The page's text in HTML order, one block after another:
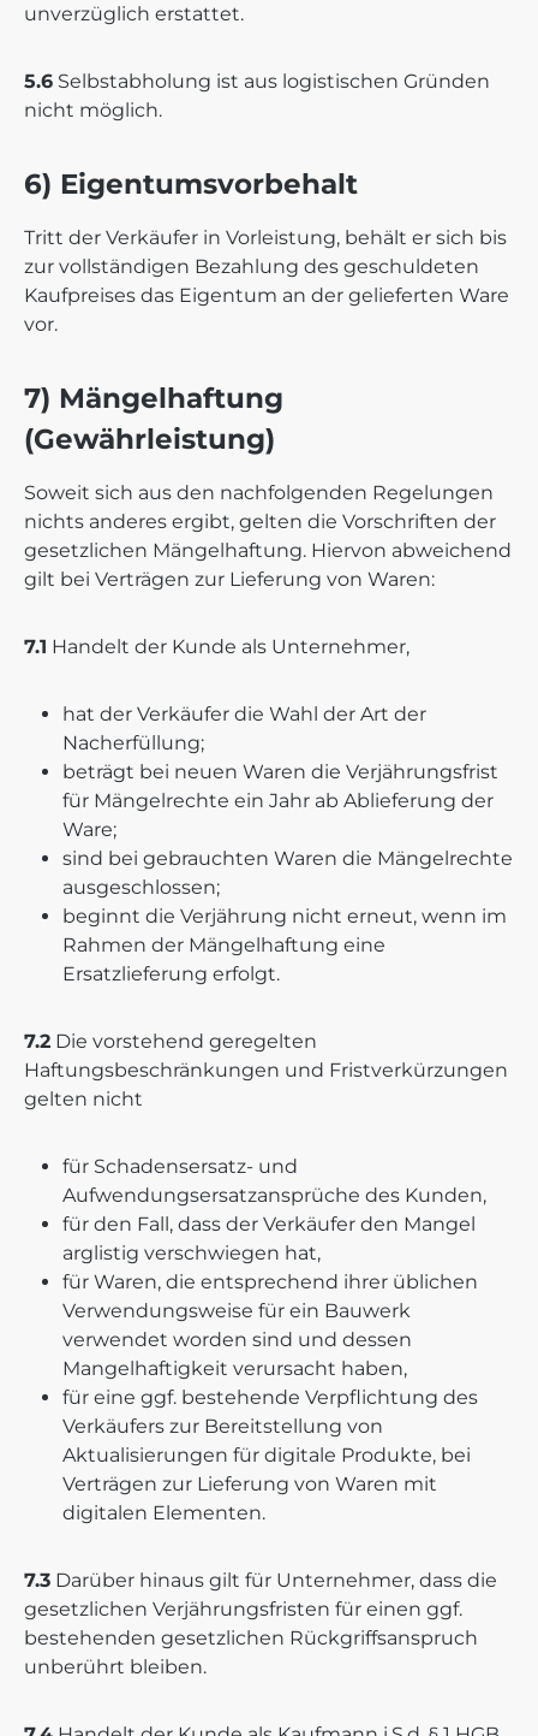
unverzüglich erstattet.
5.6 Selbstabholung ist aus logistischen Gründen
nicht möglich.
6) Eigentumsvorbehalt
Tritt der Verkäufer in Vorleistung, behält er sich bis
zur vollständigen Bezahlung des geschuldeten
Kaufpreises das Eigentum an der gelieferten Ware
vor.
7) Mängelhaftung
(Gewährleistung)
Soweit sich aus den nachfolgenden Regelungen
nichts anderes ergibt, gelten die Vorschriften der
gesetzlichen Mängelhaftung. Hiervon abweichend
gilt bei Verträgen zur Lieferung von Waren:
7.1 Handelt der Kunde als Unternehmer,
hat der Verkäufer die Wahl der Art der
Nacherfüllung;
beträgt bei neuen Waren die Verjährungsfrist
für Mängelrechte ein Jahr ab Ablieferung der
Ware;
sind bei gebrauchten Waren die Mängelrechte
ausgeschlossen;
beginnt die Verjährung nicht erneut, wenn im
Rahmen der Mängelhaftung eine
Ersatzlieferung erfolgt.
7.2 Die vorstehend geregelten
Haftungsbeschränkungen und Fristverkürzungen
gelten nicht
für Schadensersatz- und
Aufwendungsersatzansprüche des Kunden,
für den Fall, dass der Verkäufer den Mangel
arglistig verschwiegen hat,
für Waren, die entsprechend ihrer üblichen
Verwendungsweise für ein Bauwerk
verwendet worden sind und dessen
Mangelhaftigkeit verursacht haben,
für eine ggf. bestehende Verpflichtung des
Verkäufers zur Bereitstellung von
Aktualisierungen für digitale Produkte, bei
Verträgen zur Lieferung von Waren mit
digitalen Elementen.
7.3 Darüber hinaus gilt für Unternehmer, dass die
gesetzlichen Verjährungsfristen für einen ggf.
bestehenden gesetzlichen Rückgriffsanspruch
unberührt bleiben.